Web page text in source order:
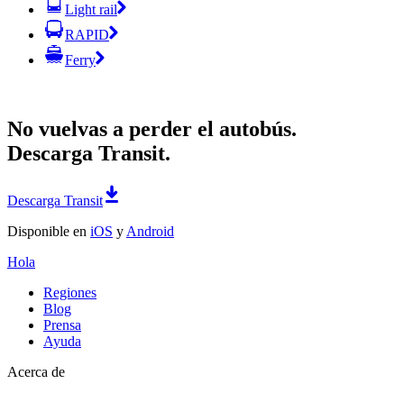
Light rail
RAPID
Ferry
No vuelvas a perder el autobús.
Descarga Transit.
Descarga Transit
Disponible en iOS y Android
Hola
Regiones
Blog
Prensa
Ayuda
Acerca de